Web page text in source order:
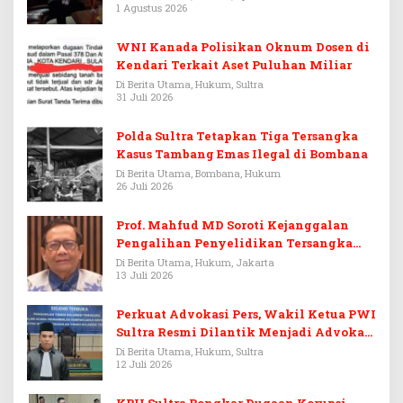
1 Agustus 2026
WNI Kanada Polisikan Oknum Dosen di
Kendari Terkait Aset Puluhan Miliar
Di Berita Utama, Hukum, Sultra
31 Juli 2026
Polda Sultra Tetapkan Tiga Tersangka
Kasus Tambang Emas Ilegal di Bombana
Di Berita Utama, Bombana, Hukum
26 Juli 2026
Prof. Mahfud MD Soroti Kejanggalan
Pengalihan Penyelidikan Tersangka
Febrie Adriansyah
Di Berita Utama, Hukum, Jakarta
13 Juli 2026
Perkuat Advokasi Pers, Wakil Ketua PWI
Sultra Resmi Dilantik Menjadi Advokat
PERADI
Di Berita Utama, Hukum, Sultra
12 Juli 2026